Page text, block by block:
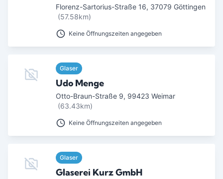
Florenz-Sartorius-Straße 16, 37079 Göttingen
(57.58km)
Keine Öffnungszeiten angegeben
Glaser
Udo Menge
Otto-Braun-Straße 9, 99423 Weimar
(63.43km)
Keine Öffnungszeiten angegeben
Glaser
Glaserei Kurz GmbH